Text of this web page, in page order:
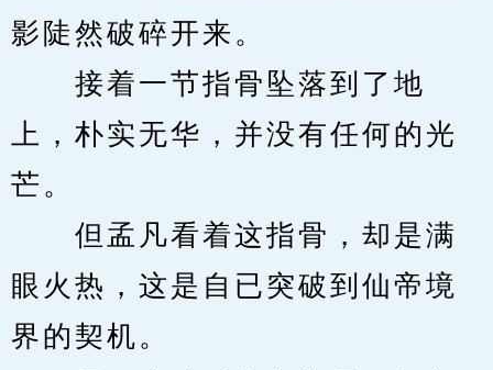
影陡然破碎开来。
接着一节指骨坠落到了地
上，朴实无华，并没有任何的光
芒。
但孟凡看着这指骨，却是满
眼火热，这是自已突破到仙帝境
界的契机。